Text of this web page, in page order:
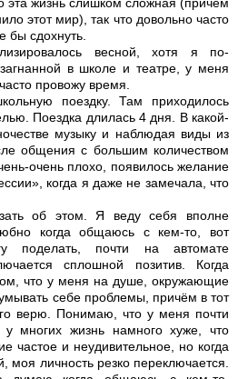
этот мир), так что довольно часто
бы сдохнуть.
весной, хотя я по-
в школе и театре, у меня
провожу время.
поездку. Там приходилось
Поездка длилась 4 дня. В какой-
музыку и наблюдая виды из
общения с большим количеством
очень плохо, появилось желание
когда я даже не замечала, что
об этом. Я веду себя вполне
когда общаюсь с кем-то, вот
поделать, почти на автомате
сплошной позитив. Когда
что у меня на душе, окружающие
себе проблемы, причём в тот
верю. Понимаю, что у меня почти
у многих жизнь намного хуже, что
частое и неудивительное, но когда
моя личность резко переключается.